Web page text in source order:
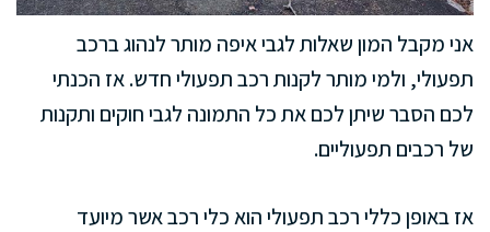
אני מקבל המון שאלות לגבי איפה מותר לנהוג ברכב
תפעולי, ולמי מותר לקנות רכב תפעולי חדש. אז הכנתי
לכם הסבר שיתן לכם את כל התמונה לגבי חוקים ותקנות
של רכבים תפעוליים.
אז באופן כללי רכב תפעולי הוא כלי רכב אשר מיועד